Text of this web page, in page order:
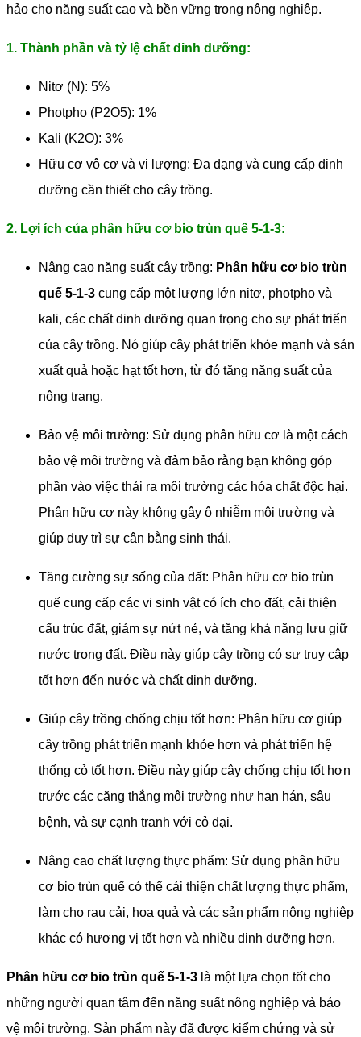
hảo cho năng suất cao và bền vững trong nông nghiệp.
1. Thành phần và tỷ lệ chất dinh dưỡng:
Nitơ (N): 5%
Photpho (P2O5): 1%
Kali (K2O): 3%
Hữu cơ vô cơ và vi lượng: Đa dạng và cung cấp dinh
dưỡng cần thiết cho cây trồng.
2. Lợi ích của phân hữu cơ bio trùn quế 5-1-3:
Nâng cao năng suất cây trồng: Phân hữu cơ bio trùn
quế 5-1-3 cung cấp một lượng lớn nitơ, photpho và
kali, các chất dinh dưỡng quan trọng cho sự phát triển
của cây trồng. Nó giúp cây phát triển khỏe mạnh và sản
xuất quả hoặc hạt tốt hơn, từ đó tăng năng suất của
nông trang.
Bảo vệ môi trường: Sử dụng phân hữu cơ là một cách
bảo vệ môi trường và đảm bảo rằng bạn không góp
phần vào việc thải ra môi trường các hóa chất độc hại.
Phân hữu cơ này không gây ô nhiễm môi trường và
giúp duy trì sự cân bằng sinh thái.
Tăng cường sự sống của đất: Phân hữu cơ bio trùn
quế cung cấp các vi sinh vật có ích cho đất, cải thiện
cấu trúc đất, giảm sự nứt nẻ, và tăng khả năng lưu giữ
nước trong đất. Điều này giúp cây trồng có sự truy cập
tốt hơn đến nước và chất dinh dưỡng.
Giúp cây trồng chống chịu tốt hơn: Phân hữu cơ giúp
cây trồng phát triển mạnh khỏe hơn và phát triển hệ
thống cỏ tốt hơn. Điều này giúp cây chống chịu tốt hơn
trước các căng thẳng môi trường như hạn hán, sâu
bệnh, và sự cạnh tranh với cỏ dại.
Nâng cao chất lượng thực phẩm: Sử dụng phân hữu
cơ bio trùn quế có thể cải thiện chất lượng thực phẩm,
làm cho rau cải, hoa quả và các sản phẩm nông nghiệp
khác có hương vị tốt hơn và nhiều dinh dưỡng hơn.
Phân hữu cơ bio trùn quế 5-1-3 là một lựa chọn tốt cho
những người quan tâm đến năng suất nông nghiệp và bảo
vệ môi trường. Sản phẩm này đã được kiểm chứng và sử